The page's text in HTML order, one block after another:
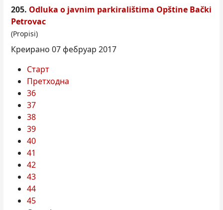
205. Odluka o javnim parkiralištima Opštine Bački
Petrovac
(Propisi)
Креирано 07 фебруар 2017
Старт
Претходна
36
37
38
39
40
41
42
43
44
45